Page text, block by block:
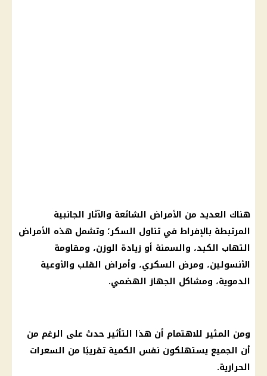
هناك العديد من الأمراض الشائعة والآثار الجانبية
المرتبطة بالإفراط في تناول السكر؛ وتشمل هذه الأمراض
التهاب الكبد، والسمنة أو زيادة الوزن، ومقاومة
الأنسولين، ومرض السكري، وأمراض القلب والأوعية
الدموية، ومشاكل الجهاز الهضمي.
ومن المثير للاهتمام أن هذا التأثير حدث على الرغم من
أن الجميع يستهلكون نفس الكمية تقريبًا من السعرات
الحرارية.